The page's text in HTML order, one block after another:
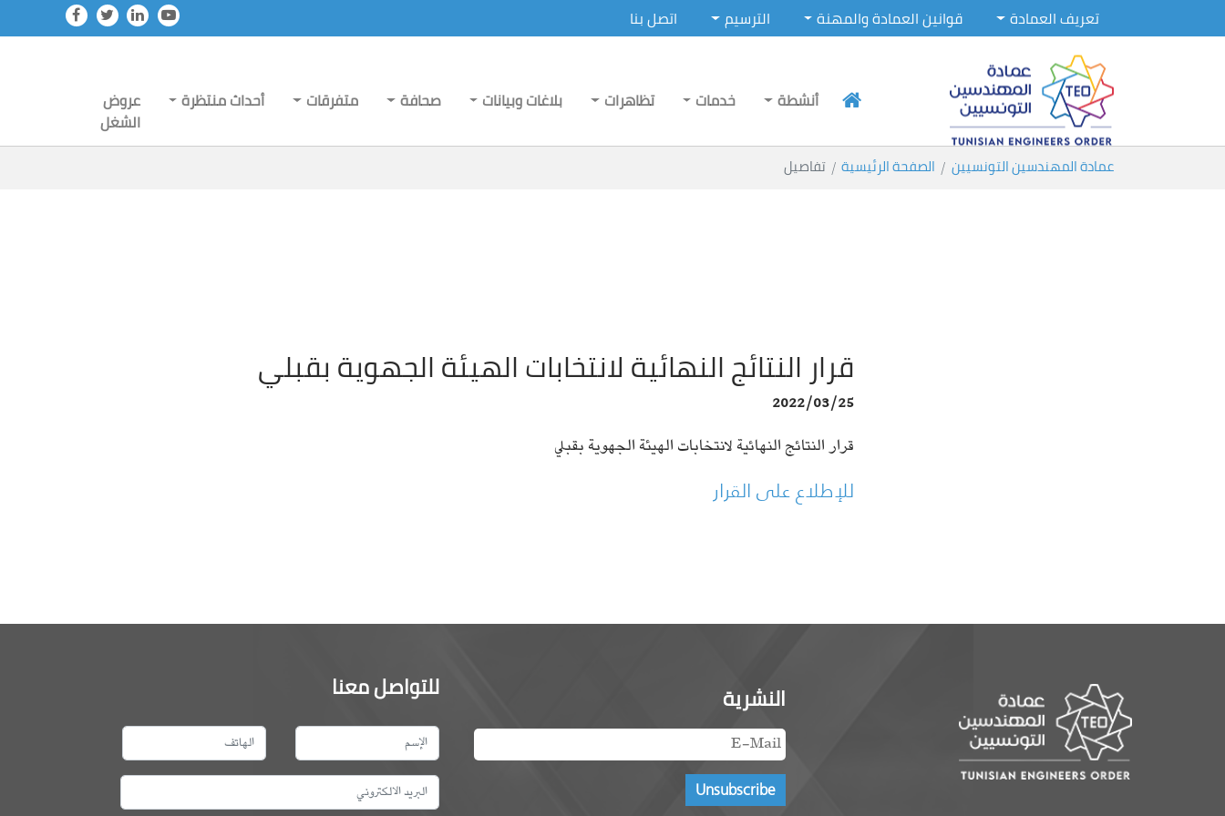
Skip to main content
تعريف العمادة قوانين العمادة والمهنة الترسيم اتصل بنا
أنشطة خدمات تظاهرات بلاغات وبيانات صحافة متفرقات أحداث منتظرة
عروض
الشغل
You are here:
عمادة المهندسين التونسيين الصفحة الرئيسية تفاصيل
قرار النتائج النهائية لانتخابات الهيئة الجهوية بقبلي
2022/03/25
قرار النتائج النهائية لانتخابات الهيئة الجهوية بقبلي
للإطلاع على القرار
النشرية للتواصل معنا